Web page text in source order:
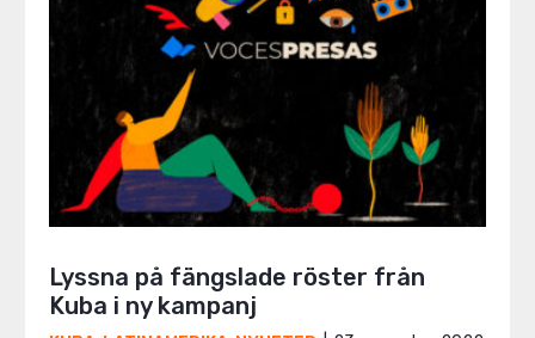
Lyssna på fängslade röster från
Kuba i ny kampanj